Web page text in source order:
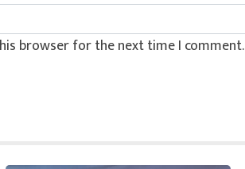
browser for the next time I comment.